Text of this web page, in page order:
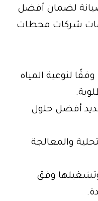
لضمان أفضل
شركات محطات
لنوعية المياه
أفضل حلول
والمعالجة
وفق